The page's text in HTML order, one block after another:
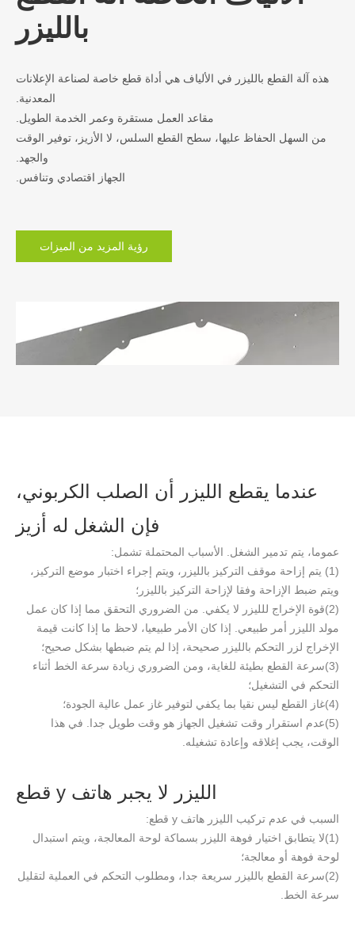
بالليزر
هذه آلة القطع بالليزر في الألياف هي أداة قطع خاصة لصناعة الإعلانات
المعدنية.
مقاعد العمل مستقرة وعمر الخدمة الطويل.
من السهل الحفاظ عليها، سطح القطع السلس، لا الأزيز، توفير الوقت
والجهد.
الجهاز اقتصادي وتنافس.
رؤية المزيد من الميزات
عندما يقطع الليزر أن الصلب الكربوني،
فإن الشغل له أزيز
عموما، يتم تدمير الشغل. الأسباب المحتملة تشمل:
(1) يتم إزاحة موقف التركيز بالليزر، ويتم إجراء اختبار موضع التركيز،
ويتم ضبط الإزاحة وفقا لإزاحة التركيز بالليزر؛
(2)
قوة الإخراج للليزر لا يكفي. من الضروري التحقق مما إذا كان عمل
مولد الليزر أمر طبيعي. إذا كان الأمر طبيعيا، لاحظ ما إذا كانت قيمة
الإخراج لزر التحكم بالليزر صحيحة، إذا لم يتم ضبطها بشكل صحيح؛
(3)
سرعة القطع بطيئة للغاية، ومن الضروري زيادة سرعة الخط أثناء
التحكم في التشغيل؛
(4)
غاز القطع ليس نقيا بما يكفي لتوفير غاز عمل عالية الجودة؛
(5)
عدم استقرار وقت تشغيل الجهاز هو وقت طويل جدا. في هذا
الوقت، يجب إغلاقه وإعادة تشغيله.
الليزر لا يجبر هاتف y قطع
السبب في عدم تركيب الليزر هاتف y قطع:
(1)
لا يتطابق اختيار فوهة الليزر بسماكة لوحة المعالجة، ويتم استبدال
لوحة فوهة أو معالجة؛
(2)
سرعة القطع بالليزر سريعة جدا، ومطلوب التحكم في العملية لتقليل
سرعة الخط.